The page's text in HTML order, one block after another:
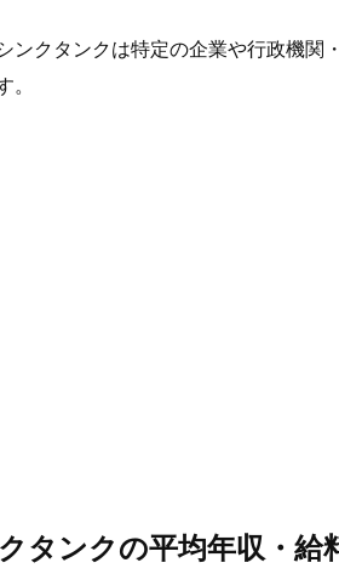
ンクタンクは特定の企業や行政機関
。
タンクの平均年収・給